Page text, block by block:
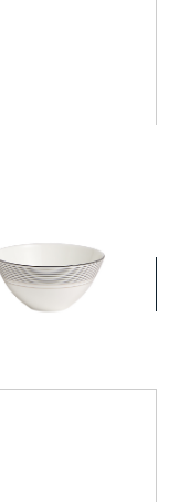
詳細を見る